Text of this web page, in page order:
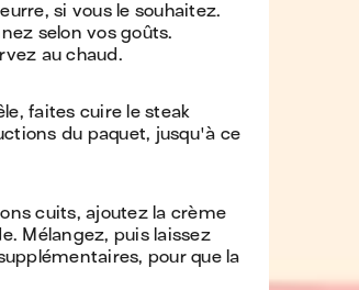
si vous le souhaitez.
selon vos goûts.
au chaud.
faites cuire le steak
du paquet, jusqu'à ce
cuits, ajoutez la crème
Mélangez, puis laissez
pour que la